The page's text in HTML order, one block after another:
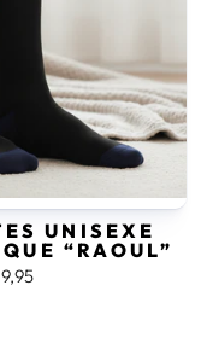
UNISEXE
“RAOUL”